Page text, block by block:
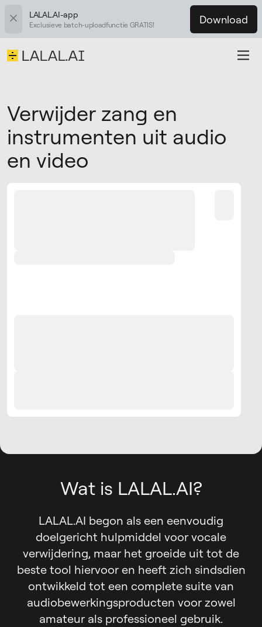
LALAL.AI-app
Exclusieve batch-uploadfunctie GRATIS! Download
Verwijder zang en
instrumenten uit audio
en video
Wat is LALAL.AI?
LALAL.AI begon als een eenvoudig
doelgericht hulpmiddel voor vocale
verwijdering, maar het groeide uit tot de
beste tool hiervoor en heeft zich sindsdien
ontwikkeld tot een complete suite van
audiobewerkingsproducten voor zowel
amateur als professioneel gebruik.